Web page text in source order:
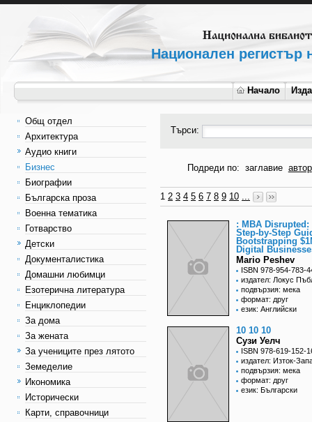
Национален регистър
Начало
Общ отдел
Архитектура
Аудио книги
Бизнес
Биографии
Българска проза
Военна тематика
Готварство
Детски
Документалистика
Домашни любимци
Езотерична литература
Енциклопедии
За дома
За жената
За учениците през лятото
Земеделие
Икономика
Исторически
Карти, справочници
Търси:
Подреди по: заглавие автор
1 2 3 4 5 6 7 8 9 10 ...
: MBA Disrupted:
Step-by-Step
Bootstrapping
Digital
Mario Peshev
ISBN 978-954-783-
издател: Локус
подвързия: мека
формат: друг
език: Английски
10 10 10
Сузи Уелч
ISBN 978-619-152-
издател: Изток-
подвързия: мека
формат: друг
език: Български